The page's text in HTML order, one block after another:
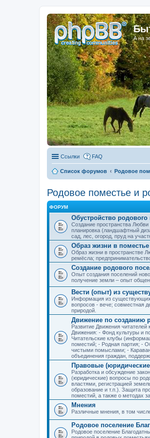
А на
Ссылки FAQ
Список форумов Родовое
Родовое поместье и
ФОРУМ
Обустройство родового
Создание пространства
планировка (ландшафтный
сад, лес, огород, пруд на
Образ жизни в поместье
Образ жизни в пространстве
ремёсла;
Создание родового
Опыт создания поселений
получение земли – опыт
Вести (опыт) из
Информация из
вопросов - вече; совместная
природой.
Движение по созданию
Развитие Движения
Движения: - Фонд культуры и
Читательские клубы
поместий; - Родная партия; -
чистыми помыслами; -
объединения граждан,
Правовые
Разработка и обсуждение
(юридические) вопросы по
властями, регистрацией
образование и т.п.). Защита
поместий, а также о методах
Мнения
Различные мнения, в том
Родовое поселение
Родовое поселение